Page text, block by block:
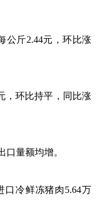
公斤2.44元，环比涨
环比持平，同比涨
量额均增。
冷鲜冻猪肉5.64万